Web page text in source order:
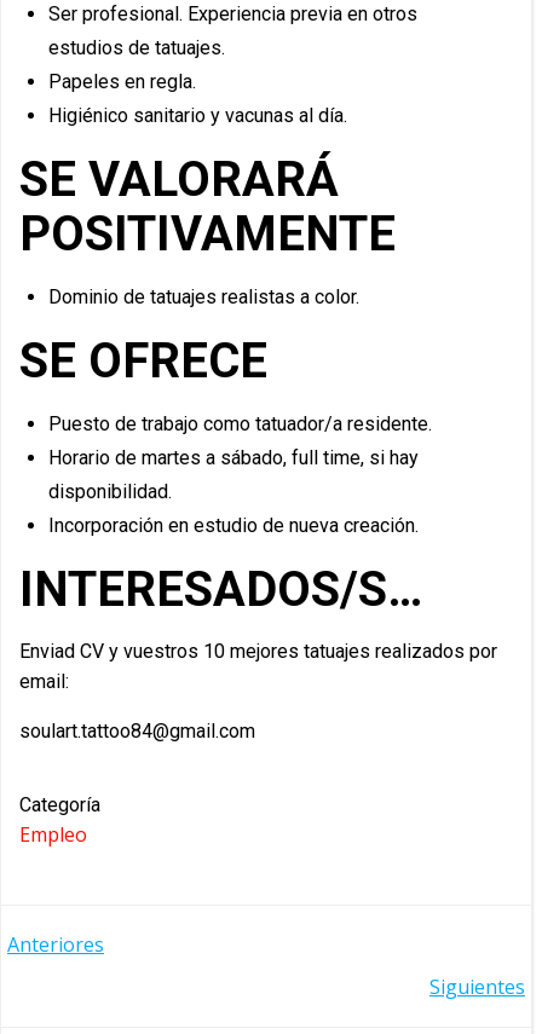
Ser profesional. Experiencia previa en otros
estudios de tatuajes.
Papeles en regla.
Higiénico sanitario y vacunas al día.
SE VALORARÁ
POSITIVAMENTE
Dominio de tatuajes realistas a color.
SE OFRECE
Puesto de trabajo como tatuador/a residente.
Horario de martes a sábado, full time, si hay
disponibilidad.
Incorporación en estudio de nueva creación.
INTERESADOS/S…
Enviad CV y vuestros 10 mejores tatuajes realizados por
email:
soulart.tattoo84@gmail.com
Categoría
Empleo
NAVEGACIÓN
Anteriores
Siguientes